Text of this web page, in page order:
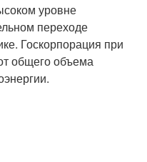
уровне
переходе
Госкорпорация при
общего объема